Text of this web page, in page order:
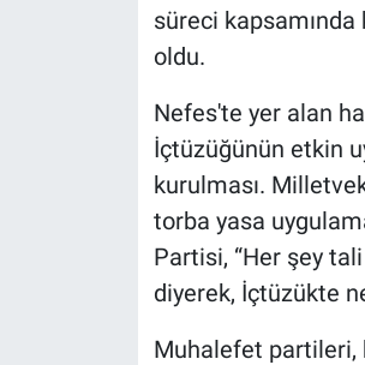
süreci
oldu.
Nefes'te yer alan
İçtüzüğünün etkin
kurulması.
torba yasa
Partisi, “Her şey
diyerek, İçtüzükte
Muhalefet partileri,
Kültür Sanat
Ne demişti
Programlar